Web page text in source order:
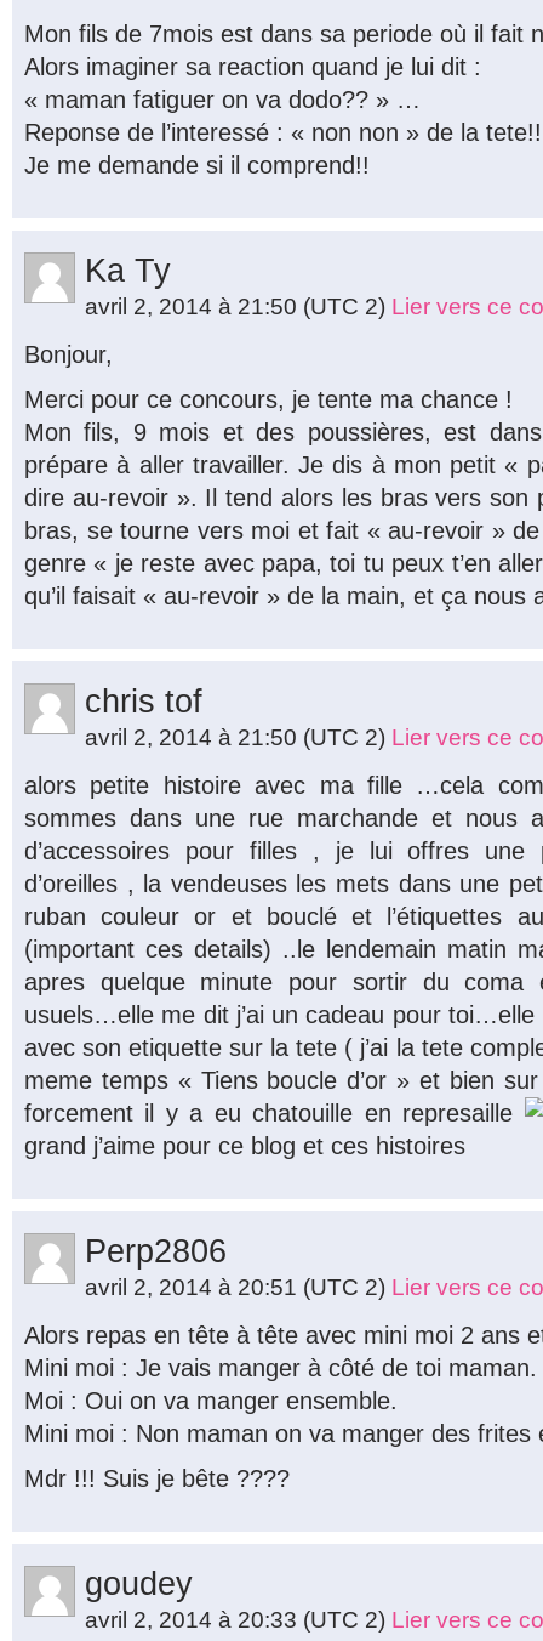
Mon fils de 7mois est dans sa periode où il fait
Alors imaginer sa reaction quand je lui dit :
« maman fatiguer on va dodo?? » …
Reponse de l’interessé : « non non » de la
Je me demande si il comprend!!
Ka Ty
avril 2, 2014 à 21:50 (UTC 2) Lier vers ce
Bonjour,
Merci pour ce concours, je tente ma chance !
Mon fils, 9 mois et des poussières, est
prépare à aller travailler. Je dis à mon petit «
dire au-revoir ». Il tend alors les bras vers son
bras, se tourne vers moi et fait « au-revoir »
genre « je reste avec papa, toi tu peux t’en
qu’il faisait « au-revoir » de la main, et ça nous
chris tof
avril 2, 2014 à 21:50 (UTC 2) Lier vers ce
alors petite histoire avec ma fille …cela
sommes dans une rue marchande et nous
d’accessoires pour filles , je lui offres une
d’oreilles , la vendeuses les mets dans une
ruban couleur or et bouclé et l’étiquettes
(important ces details) ..le lendemain matin
apres quelque minute pour sortir du
usuels…elle me dit j’ai un cadeau pour
avec son etiquette sur la tete ( j’ai la tete
meme temps « Tiens boucle d’or » et bien
forcement il y a eu chatouille en represaille
grand j’aime pour ce blog et ces histoires
Perp2806
avril 2, 2014 à 20:51 (UTC 2) Lier vers ce
Alors repas en tête à tête avec mini moi 2 ans
Mini moi : Je vais manger à côté de toi maman.
Moi : Oui on va manger ensemble.
Mini moi : Non maman on va manger des frites
Mdr !!! Suis je bête ????
goudey
avril 2, 2014 à 20:33 (UTC 2) Lier vers ce